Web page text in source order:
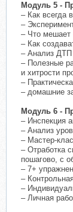
Модуль 5 -
– Как всегда
–
– Что мешает
– Как
– Анализ ДТП
– Полезные
и хитрости
–
– домашние
Модуль 6 -
– Инспекция
– Анализ
– Мастер-
– Отработка
пошагово, с
– 7+
–
–
– Личная